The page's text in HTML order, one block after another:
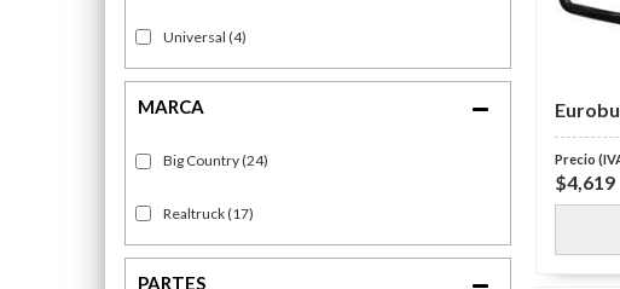
Universal (4)
Big Country(24)
Realtruck(17)
$4,619